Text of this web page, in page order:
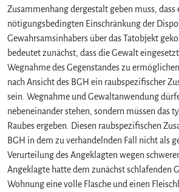
Zusammenhang dergestalt geben muss, dass
nötigungsbedingten Einschränkung der
Gewahrsamsinhabers über das Tatobjekt
bedeutet zunächst, dass die Gewalt
Wegnahme des Gegenstandes zu
nach Ansicht des BGH ein raubspezifischer
sein. Wegnahme und Gewaltanwendung
nebeneinander stehen, sondern müssen das
Raubes ergeben. Diesen raubspezifischen
BGH in dem zu verhandelnden Fall nicht als
Verurteilung des Angeklagten wegen
Angeklagte hatte dem zunächst schlafenden
Wohnung eine volle Flasche und einen